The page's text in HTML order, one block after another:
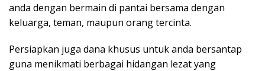
anda dengan bermain di pantai bersama dengan
keluarga, teman, maupun orang tercinta.
Persiapkan juga dana khusus untuk anda bersantap
guna menikmati berbagai hidangan lezat yang